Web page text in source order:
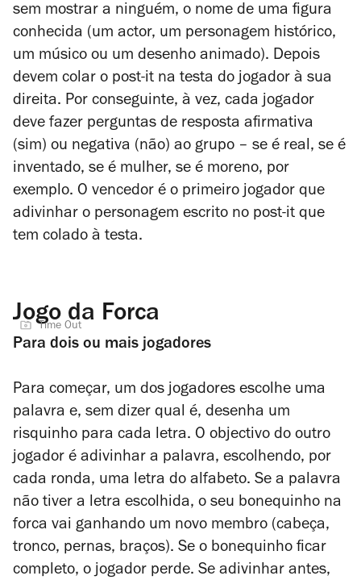
sem mostrar a ninguém, o nome de uma figura
conhecida (um actor, um personagem histórico,
um músico ou um desenho animado). Depois
devem colar o post-it na testa do jogador à sua
direita. Por conseguinte, à vez, cada jogador
deve fazer perguntas de resposta afirmativa
(sim) ou negativa (não) ao grupo – se é real, se é
inventado, se é mulher, se é moreno, por
exemplo. O vencedor é o primeiro jogador que
adivinhar o personagem escrito no post-it que
tem colado à testa.
Jogo da Forca
Time Out
Para dois ou mais jogadores
Para começar, um dos jogadores escolhe uma
palavra e, sem dizer qual é, desenha um
risquinho para cada letra. O objectivo do outro
jogador é adivinhar a palavra, escolhendo, por
cada ronda, uma letra do alfabeto. Se a palavra
não tiver a letra escolhida, o seu bonequinho na
forca vai ganhando um novo membro (cabeça,
tronco, pernas, braços). Se o bonequinho ficar
completo, o jogador perde. Se adivinhar antes,